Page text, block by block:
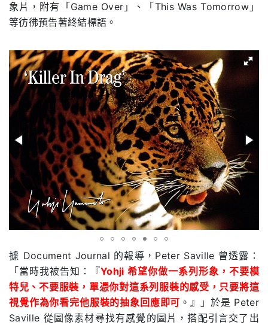
象片，附有「Game Over」、「This Was Tomorrow」
等彷彿預告著終結標語。
據 Document Journal 的報導，Peter Saville 曾透露：
「當時我被告知：『Yohji 希望你做一系列形象，不要模
特兒、不要服裝，單憑你對這系列服裝的感受，只要將這
視覺作為你看完他服裝的抽象回應即可 。』」於是 Peter
Saville 從圖像素材尋找有感覺的圖片，搭配引言交了出